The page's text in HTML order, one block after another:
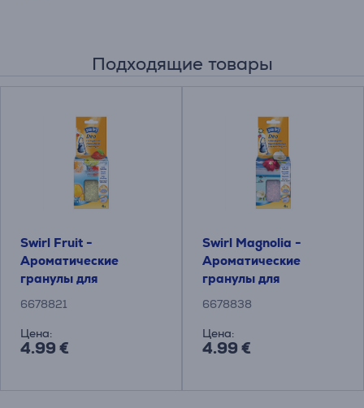
Подходящие товары
Swirl Fruit -
Ароматические
гранулы для
пылесборника
6678821
Цена:
4.99 €
Swirl Magnolia -
Ароматические
гранулы для
пылесборника
6678838
Цена:
4.99 €